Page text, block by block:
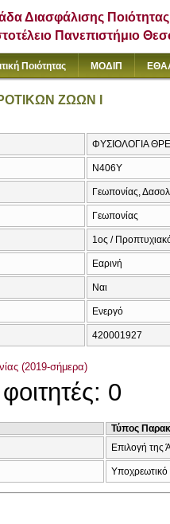
Διασφάλισης Ποιότητας
Πανεπιστήμιο
Ποιότητας ΜΟΔΙΠ
ΖΩΩΝ Ι
ΦΥΣΙΟΛΟΓΙΑ
Ν406Υ
Γεωπονίας,
Γεωπονίας
1ος /
Εαρινή
Ναι
Ενεργό
420001927
(2019-σήμερα)
0
Τύπος
Επιλογή της